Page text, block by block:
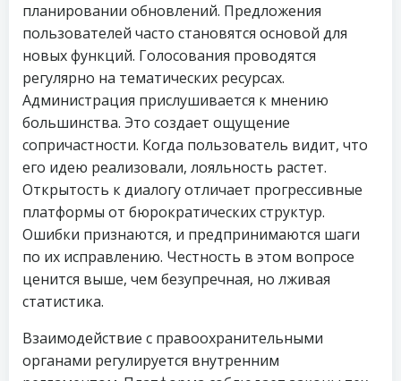
планировании обновлений. Предложения
пользователей часто становятся основой для
новых функций. Голосования проводятся
регулярно на тематических ресурсах.
Администрация прислушивается к мнению
большинства. Это создает ощущение
сопричастности. Когда пользователь видит, что
его идею реализовали, лояльность растет.
Открытость к диалогу отличает прогрессивные
платформы от бюрократических структур.
Ошибки признаются, и предпринимаются шаги
по их исправлению. Честность в этом вопросе
ценится выше, чем безупречная, но лживая
статистика.
Взаимодействие с правоохранительными
органами регулируется внутренним